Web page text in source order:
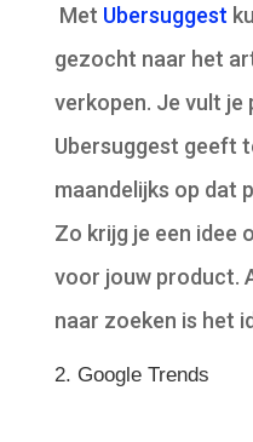
Met Ubersuggest
gezocht naar het
verkopen. Je vult je
Ubersuggest geeft
maandelijks op dat
Zo krijg je een idee
voor jouw product.
naar zoeken is het
2. Google Trends